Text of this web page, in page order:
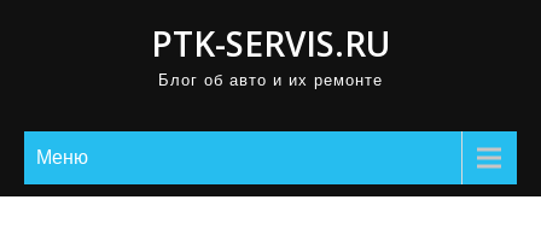
PTK-SERVIS.RU
Блог об авто и их ремонте
Меню